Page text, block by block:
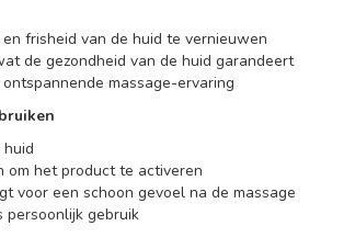
frisheid van de huid te vernieuwen
de gezondheid van de huid garandeert
massage-ervaring
om het product te activeren
voor een schoon gevoel na de massage
persoonlijk gebruik